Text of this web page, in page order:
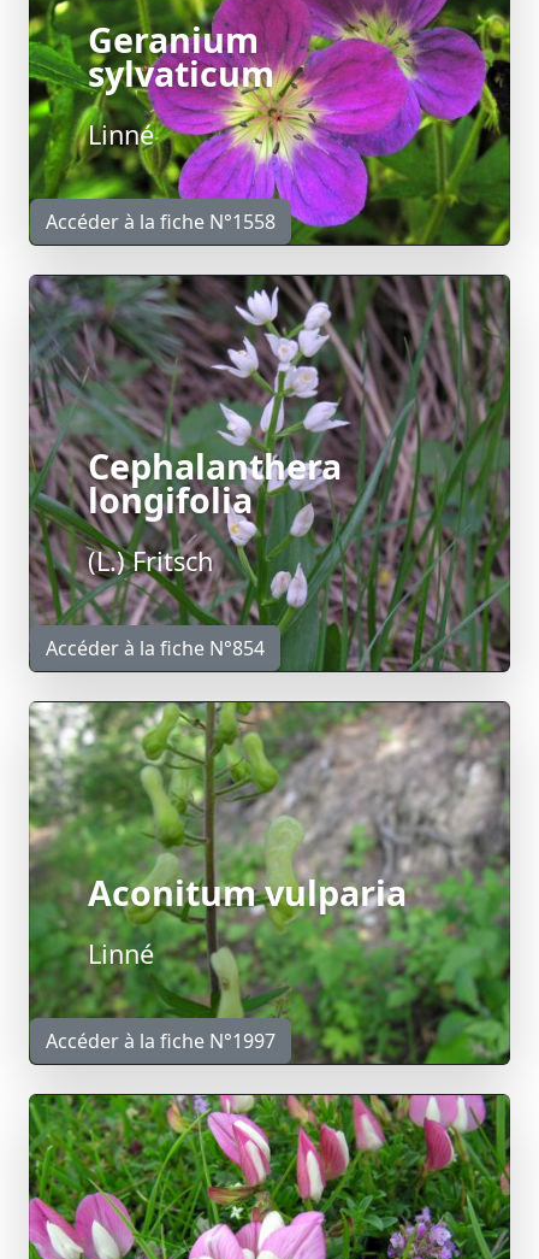
Geranium
sylvaticum
Linné
Accéder à la fiche N°1558
Cephalanthera
longifolia
(L.) Fritsch
Accéder à la fiche N°854
Aconitum vulparia
Linné
Accéder à la fiche N°1997